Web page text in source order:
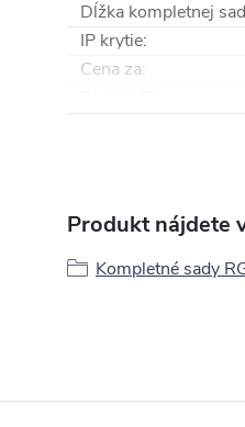
Dĺžka kompletnej
IP krytie:
Cena za:
Produkt nájdete
Kompletné sady